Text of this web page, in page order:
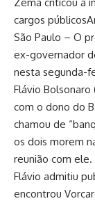
cargos públicos
São Paulo – O
ex-governador
nesta segunda-
Flávio Bolsonaro
com o dono do
chamou de
os dois morem
reunião com ele.
Flávio admitiu
encontrou